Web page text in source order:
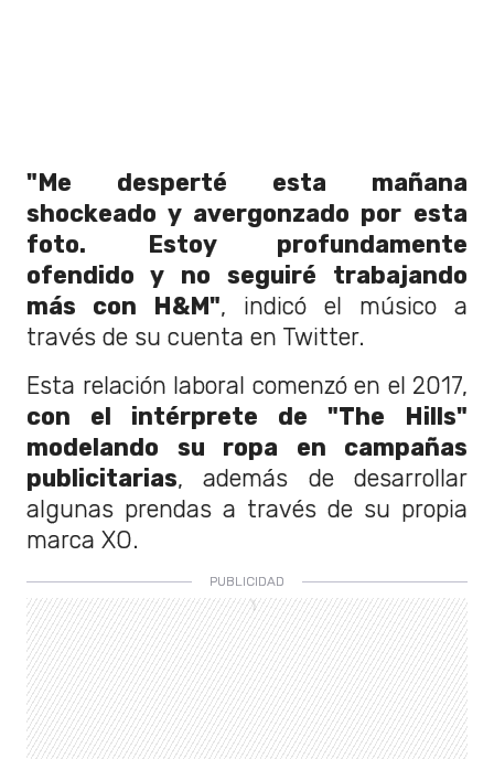
"Me desperté esta mañana
shockeado y avergonzado por esta
foto. Estoy profundamente
ofendido y no seguiré trabajando
más con H&M", indicó el músico a
través de su cuenta en Twitter.
Esta relación laboral comenzó en el 2017,
con el intérprete de "The Hills"
modelando su ropa en campañas
publicitarias, además de desarrollar
algunas prendas a través de su propia
marca XO.